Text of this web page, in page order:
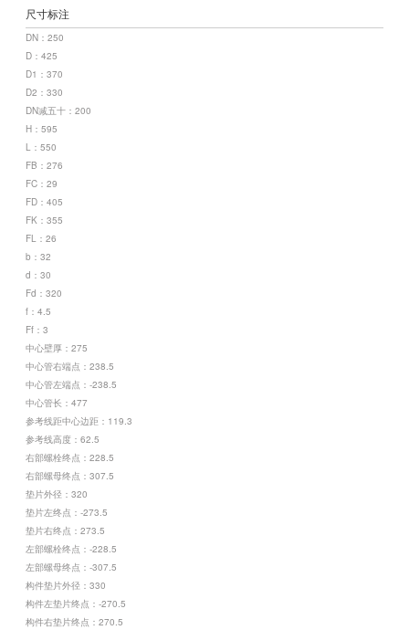
尺寸标注
DN：250
D：425
D1：370
D2：330
DN减五十：200
H：595
L：550
FB：276
FC：29
FD：405
FK：355
FL：26
b：32
d：30
Fd：320
f：4.5
Ff：3
中心壁厚：275
中心管右端点：238.5
中心管左端点：-238.5
中心管长：477
参考线距中心边距：119.3
参考线高度：62.5
右部螺栓终点：228.5
右部螺母终点：307.5
垫片外径：320
垫片左终点：-273.5
垫片右终点：273.5
左部螺栓终点：-228.5
左部螺母终点：-307.5
构件垫片外径：330
构件左垫片终点：-270.5
构件右垫片终点：270.5